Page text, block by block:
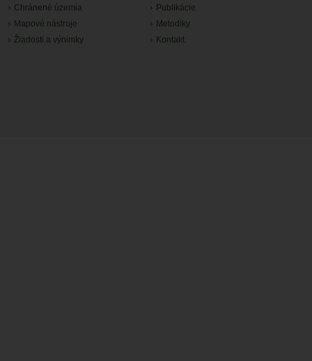
Chránené územia
Mapové nástroje
Žiadosti a výnimky
Publikácie
Metodiky
Kontakt